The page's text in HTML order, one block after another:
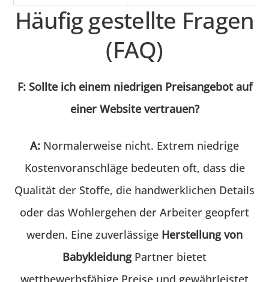
Häufig gestellte Fragen
(FAQ)
F: Sollte ich einem niedrigen Preisangebot auf
einer Website vertrauen?
A: Normalerweise nicht. Extrem niedrige
Kostenvoranschläge bedeuten oft, dass die
Qualität der Stoffe, die handwerklichen Details
oder das Wohlergehen der Arbeiter geopfert
werden. Eine zuverlässige Herstellung von
BabykleidungPartner bietet
wettbewerbsfähige Preise und gewährleistet